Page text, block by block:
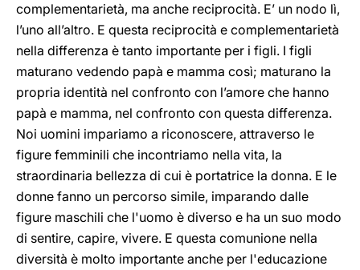
complementarietà, ma anche reciprocità. E’ un nodo lì,
l’uno all’altro. E questa reciprocità e complementarietà
nella differenza è tanto importante per i figli. I figli
maturano vedendo papà e mamma così; maturano la
propria identità nel confronto con l’amore che hanno
papà e mamma, nel confronto con questa differenza.
Noi uomini impariamo a riconoscere, attraverso le
figure femminili che incontriamo nella vita, la
straordinaria bellezza di cui è portatrice la donna. E le
donne fanno un percorso simile, imparando dalle
figure maschili che l'uomo è diverso e ha un suo modo
di sentire, capire, vivere. E questa comunione nella
diversità è molto importante anche per l'educazione